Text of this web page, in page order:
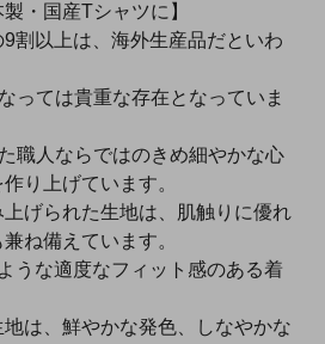
・国産Tシャツに】
割以上は、海外生産品だといわ
っては貴重な存在となっていま
職人ならではのきめ細やかな心
り上げています。
げられた生地は、肌触りに優れ
ね備えています。
うな適度なフィット感のある着
は、鮮やかな発色、しなやかな